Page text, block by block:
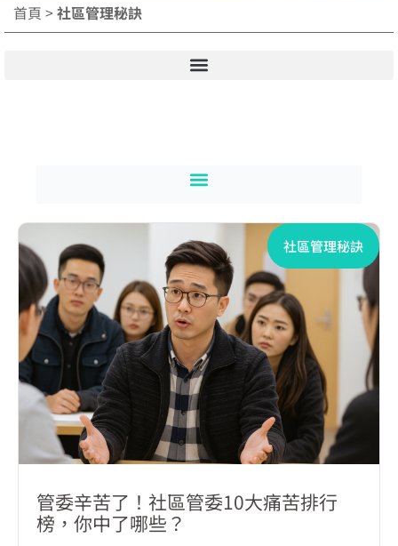
首頁 >社區管理秘訣
社區管理秘訣
管委辛苦了！社區管委10大痛苦排行
榜，你中了哪些？